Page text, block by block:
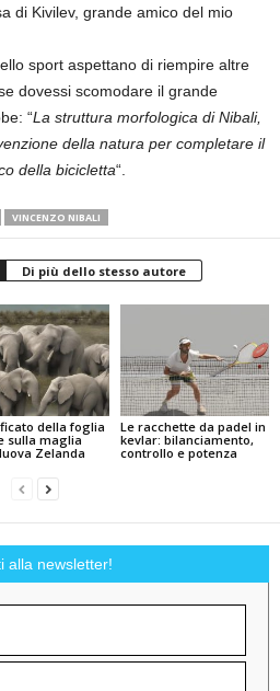
di Kivilev, grande amico del mio
sport aspettano di riempire altre
dovessi scomodare il grande
“La struttura morfologica di Nibali,
della natura per completare il
della bicicletta“.
VINCENZO NIBALI
Di più dello stesso autore
della foglia
sulla maglia
Zelanda
Le racchette da padel in
kevlar: bilanciamento,
controllo e potenza
alla newsletter!